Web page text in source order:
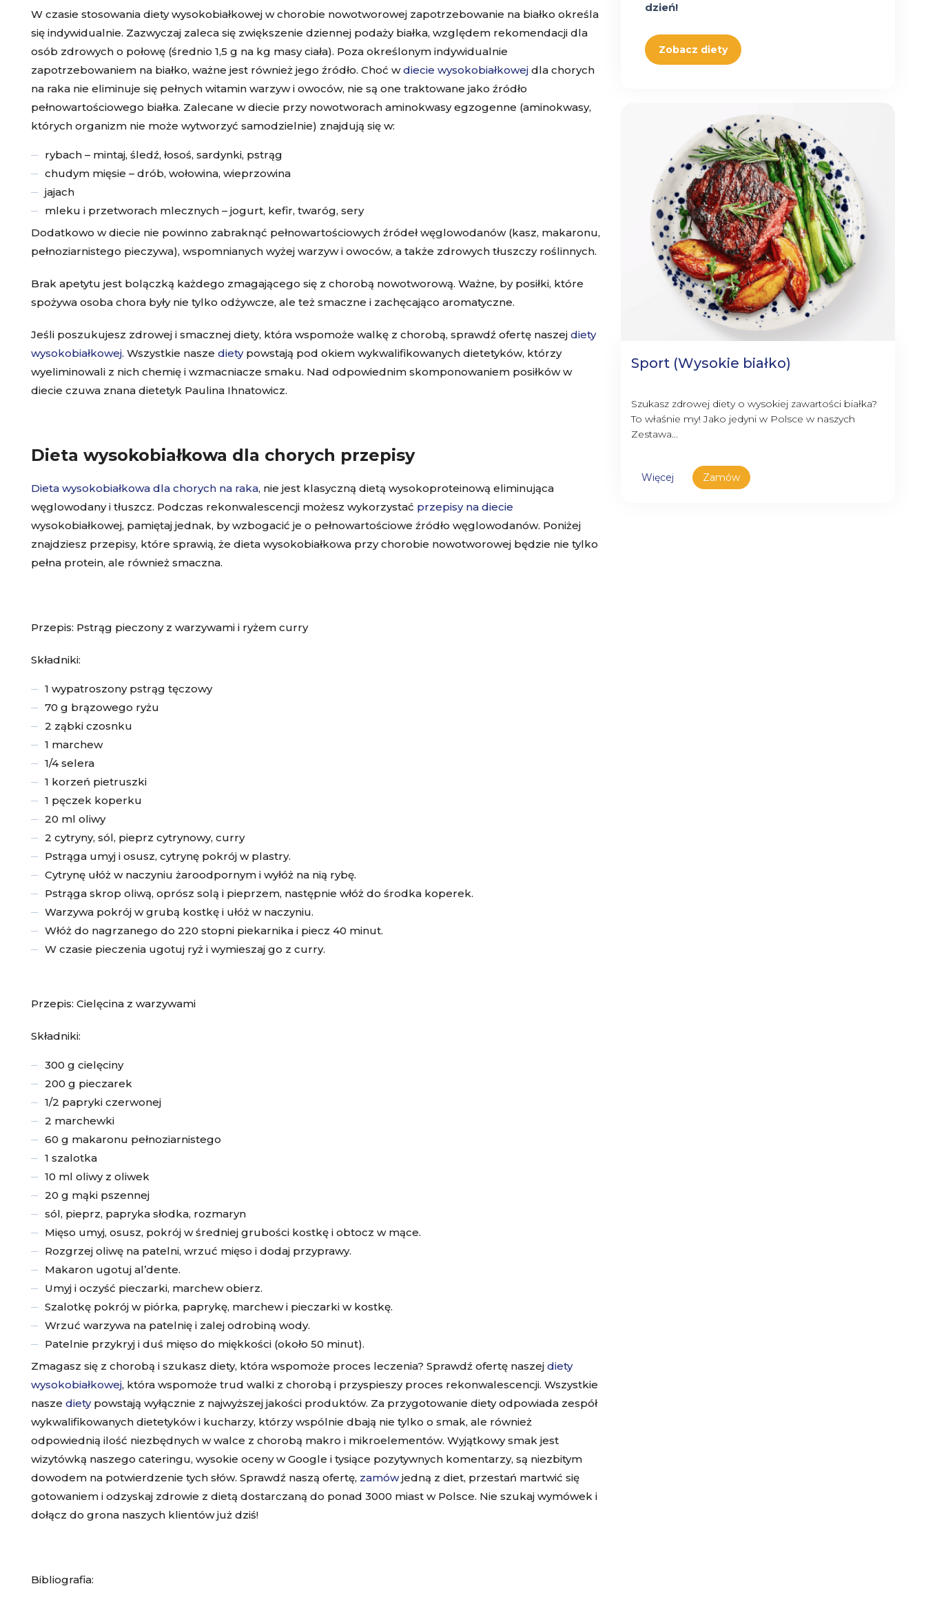
W czasie stosowania diety wysokobiałkowej w chorobie nowotworowej zapotrzebowanie na białko określa
się indywidualnie. Zazwyczaj zaleca się zwiększenie dziennej podaży białka, względem rekomendacji dla
osób zdrowych o połowę (średnio 1,5 g na kg masy ciała). Poza określonym indywidualnie
zapotrzebowaniem na białko, ważne jest również jego źródło. Choć wdiecie wysokobiałkowej dla chorych
na raka nie eliminuje się pełnych witamin warzyw i owoców, nie są one traktowane jako źródło
pełnowartościowego białka. Zalecane w diecie przy nowotworach aminokwasy egzogenne (aminokwasy,
których organizm nie może wytworzyć samodzielnie) znajdują się w:
rybach – mintaj, śledź, łosoś, sardynki, pstrąg
chudym mięsie – drób, wołowina, wieprzowina
jajach
mleku i przetworach mlecznych – jogurt, kefir, twaróg, sery
Dodatkowo w diecie nie powinno zabraknąć pełnowartościowych źródeł węglowodanów (kasz, makaronu,
pełnoziarnistego pieczywa), wspomnianych wyżej warzyw i owoców, a także zdrowych tłuszczy roślinnych.
Brak apetytu jest bolączką każdego zmagającego się z chorobą nowotworową. Ważne, by posiłki, które
spożywa osoba chora były nie tylko odżywcze, ale też smaczne i zachęcająco aromatyczne.
Jeśli poszukujesz zdrowej i smacznej diety, która wspomoże walkę z chorobą, sprawdź ofertę naszej diety
wysokobiałkowej. Wszystkie nasze dietypowstają pod okiem wykwalifikowanych dietetyków, którzy
wyeliminowali z nich chemię i wzmacniacze smaku. Nad odpowiednim skomponowaniem posiłków w
diecie czuwa znana dietetyk Paulina Ihnatowicz.
Dieta wysokobiałkowa dla chorych przepisy
Dieta wysokobiałkowa dla chorych na raka, nie jest klasyczną dietą wysokoproteinową eliminująca
węglowodany i tłuszcz. Podczas rekonwalescencji możesz wykorzystać przepisy na diecie
wysokobiałkowej, pamiętaj jednak, by wzbogacić je o pełnowartościowe źródło węglowodanów. Poniżej
znajdziesz przepisy, które sprawią, że dieta wysokobiałkowa przy chorobie nowotworowej będzie nie tylko
pełna protein, ale również smaczna.
Przepis: Pstrąg pieczony z warzywami i ryżem curry
Składniki:
1 wypatroszony pstrąg tęczowy
70 g brązowego ryżu
2 ząbki czosnku
1 marchew
1/4 selera
1 korzeń pietruszki
1 pęczek koperku
20 ml oliwy
2 cytryny, sól, pieprz cytrynowy, curry
Pstrąga umyj i osusz, cytrynę pokrój w plastry.
Cytrynę ułóż w naczyniu żaroodpornym i wyłóż na nią rybę.
Pstrąga skrop oliwą, oprósz solą i pieprzem, następnie włóż do środka koperek.
Warzywa pokrój w grubą kostkę i ułóż w naczyniu.
Włóż do nagrzanego do 220 stopni piekarnika i piecz 40 minut.
W czasie pieczenia ugotuj ryż i wymieszaj go z curry.
Przepis: Cielęcina z warzywami
Składniki:
300 g cielęciny
200 g pieczarek
1/2 papryki czerwonej
2 marchewki
60 g makaronu pełnoziarnistego
1 szalotka
10 ml oliwy z oliwek
20 g mąki pszennej
sól, pieprz, papryka słodka, rozmaryn
Mięso umyj, osusz, pokrój w średniej grubości kostkę i obtocz w mące.
Rozgrzej oliwę na patelni, wrzuć mięso i dodaj przyprawy.
Makaron ugotuj al’dente.
Umyj i oczyść pieczarki, marchew obierz.
Szalotkę pokrój w piórka, paprykę, marchew i pieczarki w kostkę.
Wrzuć warzywa na patelnię i zalej odrobiną wody.
Patelnie przykryj i duś mięso do miękkości (około 50 minut).
Zmagasz się z chorobą i szukasz diety, która wspomoże proces leczenia? Sprawdź ofertę naszej diety
wysokobiałkowej, która wspomoże trud walki z chorobą i przyspieszy proces rekonwalescencji. Wszystkie
nasze dietypowstają wyłącznie z najwyższej jakości produktów. Za przygotowanie diety odpowiada zespół
wykwalifikowanych dietetyków i kucharzy, którzy wspólnie dbają nie tylko o smak, ale również
odpowiednią ilość niezbędnych w walce z chorobą makro i mikroelementów. Wyjątkowy smak jest
wizytówką naszego cateringu, wysokie oceny w Google i tysiące pozytywnych komentarzy, są niezbitym
dowodem na potwierdzenie tych słów. Sprawdź naszą ofertę, zamówjedną z diet, przestań martwić się
gotowaniem i odzyskaj zdrowie z dietą dostarczaną do ponad 3000 miast w Polsce. Nie szukaj wymówek i
dołącz do grona naszych klientów już dziś!
Bibliografia:
dzień!
Zobacz diety
Sport (Wysokie białko)
Szukasz zdrowej diety o wysokiej zawartości białka?
To właśnie my! Jako jedyni w Polsce w naszych
Zestawa...
Więcej Zamów